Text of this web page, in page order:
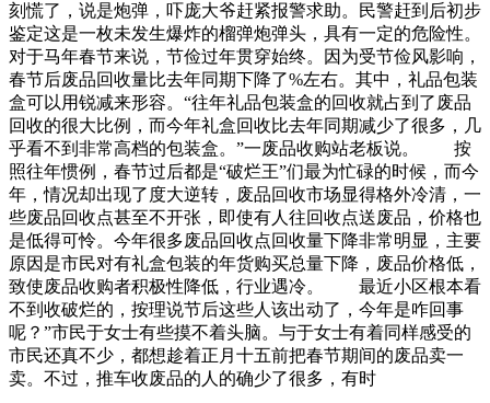
刻慌了，说是炮弹，吓庞大爷赶紧报警求助。民警赶到后初步
鉴定这是一枚未发生爆炸的榴弹炮弹头，具有一定的危险性。
对于马年春节来说，节俭过年贯穿始终。因为受节俭风影响，
春节后废品回收量比去年同期下降了%左右。其中，礼品包装
盒可以用锐减来形容。“往年礼品包装盒的回收就占到了废品
回收的很大比例，而今年礼盒回收比去年同期减少了很多，几
乎看不到非常高档的包装盒。”一废品收购站老板说。 按
照往年惯例，春节过后都是“破烂王”们最为忙碌的时候，而今
年，情况却出现了度大逆转，废品回收市场显得格外冷清，一
些废品回收点甚至不开张，即使有人往回收点送废品，价格也
是低得可怜。今年很多废品回收点回收量下降非常明显，主要
原因是市民对有礼盒包装的年货购买总量下降，废品价格低，
致使废品收购者积极性降低，行业遇冷。 最近小区根本看
不到收破烂的，按理说节后这些人该出动了，今年是咋回事
呢？”市民于女士有些摸不着头脑。与于女士有着同样感受的
市民还真不少，都想趁着正月十五前把春节期间的废品卖一
卖。不过，推车收废品的人的确少了很多，有时